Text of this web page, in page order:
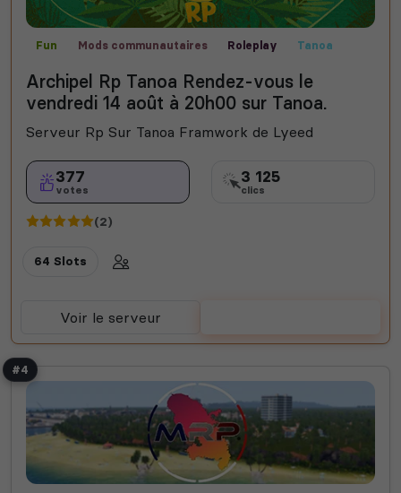
Fun Mods communautaires Roleplay Tanoa
Archipel Rp Tanoa Rendez-vous le
vendredi 14 août à 20h00 sur Tanoa.
Serveur Rp Sur Tanoa Framwork de Lyeed
377
votes
3 125
clics
(2)
64 Slots
Voir le serveur
#4